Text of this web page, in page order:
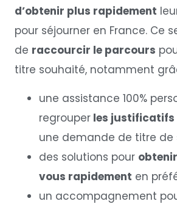
d’obtenir plus rapidement
pour séjourner en France. Ce
de raccourcir le parcours
titre souhaité, notamment
une assistance 100%
regrouperles justificatifs
une demande de titre de
des solutions pour
vous rapidement en
un accompagnement